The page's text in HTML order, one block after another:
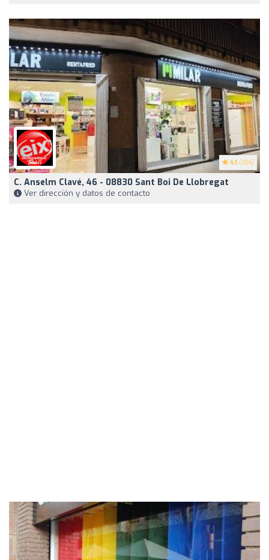
4.1 (104)
C. Anselm Clavé, 46 - 08830 Sant Boi De Llobregat
Ver dirección y datos de contacto